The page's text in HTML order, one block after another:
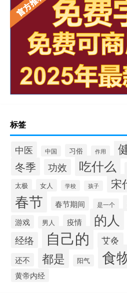
标签
中医 中国 习俗 作用
冬季 功效 吃什么
太极 女人 学校 孩子 宋
春节 春节期间 是一个
游戏 男人 疫情 的人
经络 自己的 艾灸
还不 都是 阳气 食
黄帝内经